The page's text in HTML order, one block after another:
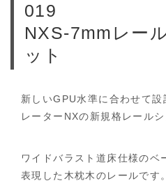
NX
019
7mm
レ
木
枕
019
NXS-7mmレー
ット
新しいGPU水準に合わせて設
レーターNXの新規格レールシ
ワイドバラスト道床仕様のベ
表現した木枕木のレールです。